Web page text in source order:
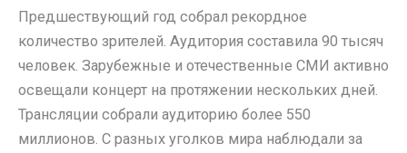
Предшествующий год собрал рекордное
количество зрителей. Аудитория составила 90 тысяч
человек. Зарубежные и отечественные СМИ активно
освещали концерт на протяжении нескольких дней.
Трансляции собрали аудиторию более 550
миллионов. С разных уголков мира наблюдали за